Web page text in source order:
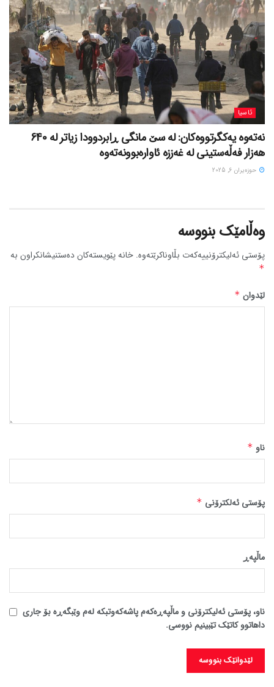
ئاسیا
نەتەوە یەکگرتووەکان: لە سێ مانگی ڕابردوودا زیاتر لە 640
هەزار فەڵەستینی لە غەززە ئاوارەبوونەتەوە
حوزه‌یران 6, 2025
وەڵامێک بنووسە
پۆستی ئەلیکترۆنییەکەت بڵاوناکرێتەوە. خانە پێویستەکان دەستنیشانکراون بە
*
لێدوان *
ناو *
پۆستی ئەلکترۆنی *
ماڵپه‌ڕ
ناو، پۆستی ئەلیکترۆنی و ماڵپەڕەکەم پاشەکەوتبکە لەم وێبگەڕە بۆ جاری
داهاتوو کاتێک تێبینیم نووسی.